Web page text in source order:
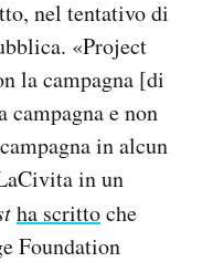
nel tentativo di
«Project
la campagna [di
campagna e non
in alcun
in un
ha scrittoche
Foundation